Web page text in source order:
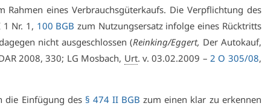
Rah­men ei­nes Ver­brauchs­gü­ter­kaufs. Die Ver­pflich­tung des
1 Nr. 1, 100 BGB zum Nut­zungs­er­satz in­fol­ge ei­nes Rück­tritts
nicht aus­ge­schlos­sen (Rein­king/Eg­gert, Der Au­to­kauf,
2008, 330; LG Mos­bach, Urt. v. 03.02.2009 – 2 O 305/08,
die Ein­fü­gung des § 474 II BGB zum ei­nen klar zu er­ken­nen